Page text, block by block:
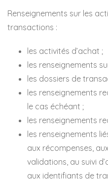
Renseignements sur les
transactions :
les activités d’achat ;
les renseignements
les dossiers de
les renseignements
le cas échéant ;
les renseignements
les renseignements
aux récompenses,
validations, au suivi
aux identifiants de